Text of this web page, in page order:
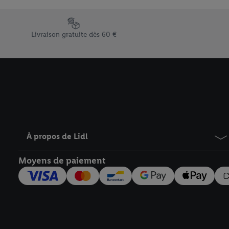
Élément du pied de page avec les différents arguments de
Livraison gratuite dès 60 €
À propos de Lidl
Moyens de paiement
informations sur la